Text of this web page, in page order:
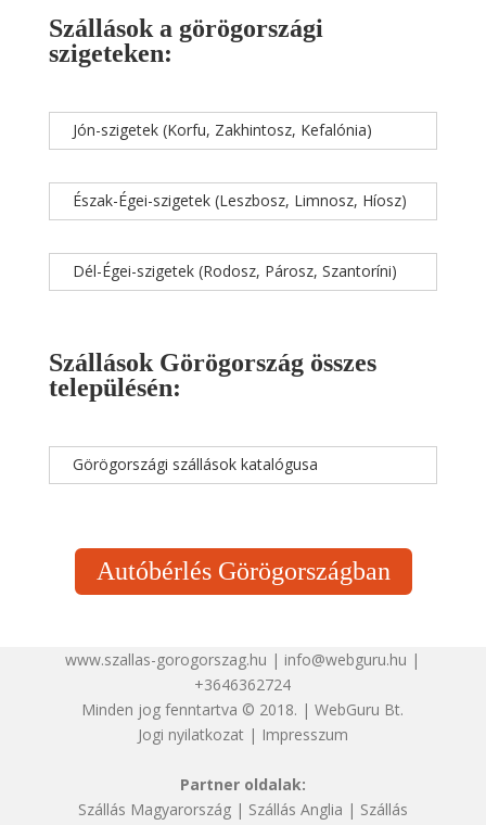
Szállások a görögországi
szigeteken:
Jón-szigetek (Korfu, Zakhintosz, Kefalónia)
Észak-Égei-szigetek (Leszbosz, Limnosz, Híosz)
Dél-Égei-szigetek (Rodosz, Párosz, Szantoríni)
Szállások Görögország összes
településén:
Görögországi szállások katalógusa
Autóbérlés Görögországban
www.szallas-gorogorszag.hu | info@webguru.hu |
+3646362724
Minden jog fenntartva © 2018. | WebGuru Bt.
Jogi nyilatkozat| Impresszum
Partner oldalak:
Szállás Magyarország| Szállás Anglia | Szállás